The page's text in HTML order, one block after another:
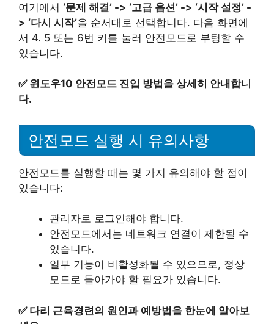
여기에서 ‘문제 해결’ -> ‘고급 옵션’ -> ‘시작 설정’ -
> ‘다시 시작’을 순서대로 선택합니다. 다음 화면에
서 4. 5 또는 6번 키를 눌러 안전모드로 부팅할 수
있습니다.
✅ 윈도우10 안전모드 진입 방법을 상세히 안내합니
다.
안전모드 실행 시 유의사항
안전모드를 실행할 때는 몇 가지 유의해야 할 점이
있습니다:
관리자로 로그인해야 합니다.
안전모드에서는 네트워크 연결이 제한될 수
있습니다.
일부 기능이 비활성화될 수 있으므로, 정상
모드로 돌아가야 할 필요가 있습니다.
✅ 다리 근육경련의 원인과 예방법을 한눈에 알아보